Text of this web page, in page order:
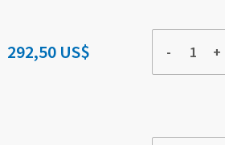
292,50 US$ - +